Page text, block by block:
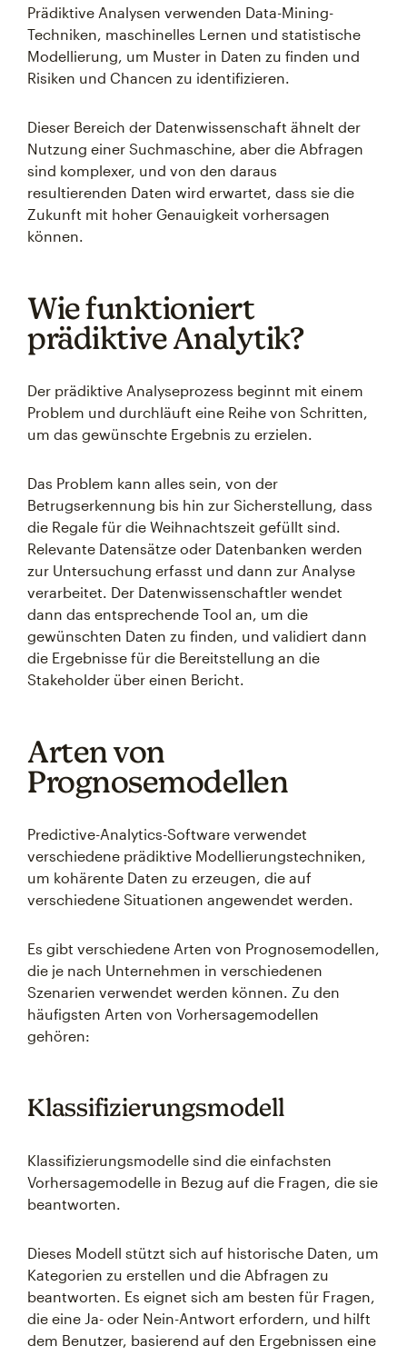
Prädiktive Analysen verwenden Data-Mining-
Techniken, maschinelles Lernen und statistische
Modellierung, um Muster in Daten zu finden und
Risiken und Chancen zu identifizieren.
Dieser Bereich der Datenwissenschaft ähnelt der
Nutzung einer Suchmaschine, aber die Abfragen
sind komplexer, und von den daraus
resultierenden Daten wird erwartet, dass sie die
Zukunft mit hoher Genauigkeit vorhersagen
können.
Wie funktioniert
prädiktive Analytik?
Der prädiktive Analyseprozess beginnt mit einem
Problem und durchläuft eine Reihe von Schritten,
um das gewünschte Ergebnis zu erzielen.
Das Problem kann alles sein, von der
Betrugserkennung bis hin zur Sicherstellung, dass
die Regale für die Weihnachtszeit gefüllt sind.
Relevante Datensätze oder Datenbanken werden
zur Untersuchung erfasst und dann zur Analyse
verarbeitet. Der Datenwissenschaftler wendet
dann das entsprechende Tool an, um die
gewünschten Daten zu finden, und validiert dann
die Ergebnisse für die Bereitstellung an die
Stakeholder über einen Bericht.
Arten von
Prognosemodellen
Predictive-Analytics-Software verwendet
verschiedene prädiktive Modellierungstechniken,
um kohärente Daten zu erzeugen, die auf
verschiedene Situationen angewendet werden.
Es gibt verschiedene Arten von Prognosemodellen,
die je nach Unternehmen in verschiedenen
Szenarien verwendet werden können. Zu den
häufigsten Arten von Vorhersagemodellen
gehören:
Klassifizierungsmodell
Klassifizierungsmodelle sind die einfachsten
Vorhersagemodelle in Bezug auf die Fragen, die sie
beantworten.
Dieses Modell stützt sich auf historische Daten, um
Kategorien zu erstellen und die Abfragen zu
beantworten. Es eignet sich am besten für Fragen,
die eine Ja- oder Nein-Antwort erfordern, und hilft
dem Benutzer, basierend auf den Ergebnissen eine